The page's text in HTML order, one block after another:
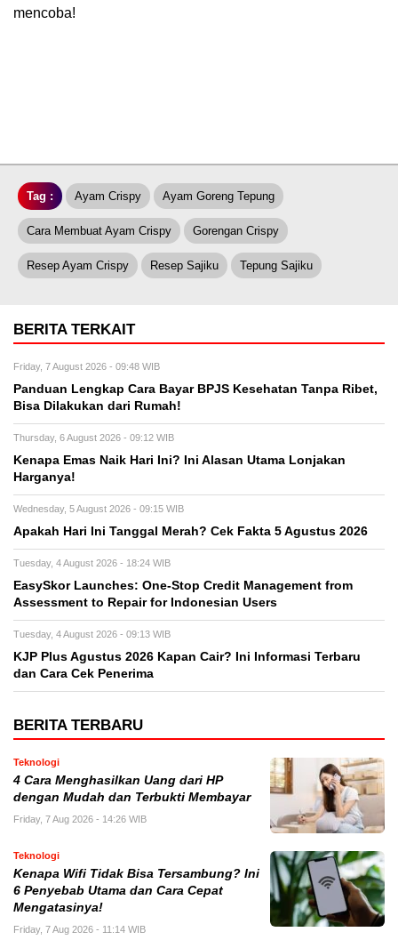
mencoba!
Tag : Ayam Crispy Ayam Goreng Tepung
Cara Membuat Ayam Crispy Gorengan Crispy
Resep Ayam Crispy Resep Sajiku Tepung Sajiku
BERITA TERKAIT
Friday, 7 August 2026 - 09:48 WIB
Panduan Lengkap Cara Bayar BPJS Kesehatan Tanpa Ribet,
Bisa Dilakukan dari Rumah!
Thursday, 6 August 2026 - 09:12 WIB
Kenapa Emas Naik Hari Ini? Ini Alasan Utama Lonjakan
Harganya!
Wednesday, 5 August 2026 - 09:15 WIB
Apakah Hari Ini Tanggal Merah? Cek Fakta 5 Agustus 2026
Tuesday, 4 August 2026 - 18:24 WIB
EasySkor Launches: One-Stop Credit Management from
Assessment to Repair for Indonesian Users
Tuesday, 4 August 2026 - 09:13 WIB
KJP Plus Agustus 2026 Kapan Cair? Ini Informasi Terbaru
dan Cara Cek Penerima
BERITA TERBARU
Teknologi
4 Cara Menghasilkan Uang dari HP
dengan Mudah dan Terbukti Membayar
Friday, 7 Aug 2026 - 14:26 WIB
Teknologi
Kenapa Wifi Tidak Bisa Tersambung? Ini
6 Penyebab Utama dan Cara Cepat
Mengatasinya!
Friday, 7 Aug 2026 - 11:14 WIB